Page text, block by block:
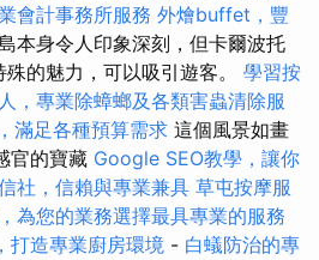
會計事務所服務 外燴buffet，豐
本身令人印象深刻，但卡爾波托
的魅力，可以吸引遊客。 學習按
，專業除蟑螂及各類害蟲清除服
滿足各種預算需求 這個風景如畫
官的寶藏 Google SEO教學，讓你
社，信賴與專業兼具 草屯按摩服
為您的業務選擇最具專業的服務
打造專業廚房環境 - 白蟻防治的專